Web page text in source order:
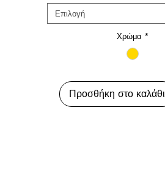
Επιλογή
Χρώμα *
Προσθήκη στο καλάθι